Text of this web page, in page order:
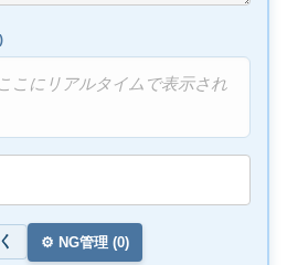
こにリアルタイムで表示され
⚙️ NG管理 (0)